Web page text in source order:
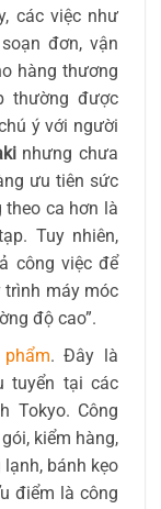
các việc như
đơn, vận
hàng thương
thường được
ý với người
nhưng chưa
ưu tiên sức
theo ca hơn là
Tuy nhiên,
công việc để
trình máy móc
độ cao”.
. Đây là
tuyển tại các
Tokyo. Công
kiểm hàng,
bánh kẹo
điểm là công